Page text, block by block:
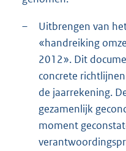
–
Uitbrengen van
«handreiking
2012». Dit
concrete
de jaarrekening.
gezamenlijk
moment